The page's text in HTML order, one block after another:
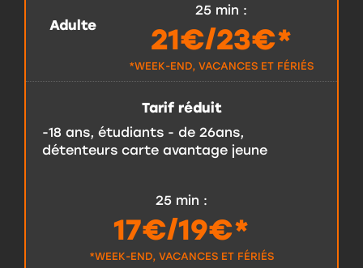
Adulte
25 min :
21€/23€*
*WEEK-END, VACANCES ET FÉRIÉS
Tarif réduit
-18 ans, étudiants - de 26ans,
détenteurs carte avantage jeune
25 min :
17€/19€*
*WEEK-END, VACANCES ET FÉRIÉS